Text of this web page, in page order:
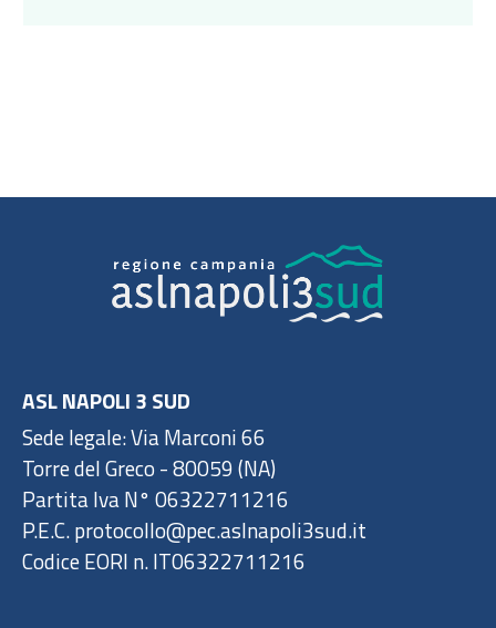
ASL NAPOLI 3 SUD
Sede legale: Via Marconi 66
Torre del Greco - 80059 (NA)
Partita Iva N° 06322711216
P.E.C. protocollo@pec.aslnapoli3sud.it
Codice EORI n. IT06322711216